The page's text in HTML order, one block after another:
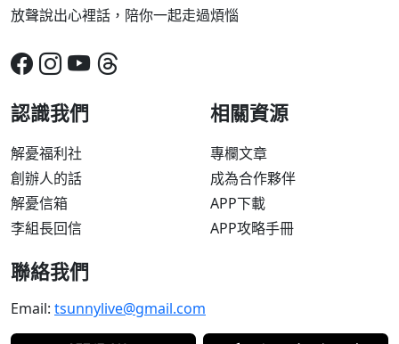
放聲說出心裡話，陪你一起走過煩惱
認識我們
解憂福利社
創辦人的話
解憂信箱
李組長回信
相關資源
專欄文章
成為合作夥伴
APP下載
APP攻略手冊
聯絡我們
Email: tsunnylive@gmail.com